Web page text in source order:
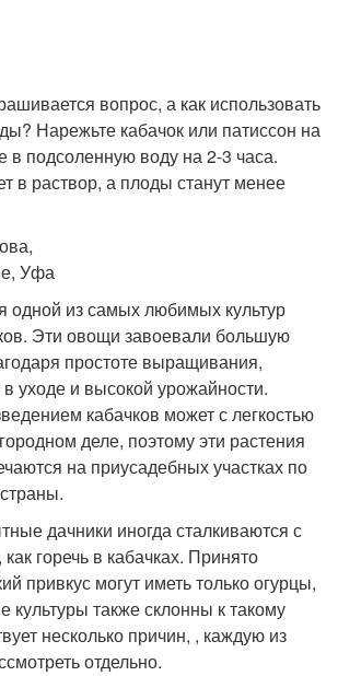
вопрос, а как использовать
Нарежьте кабачок или патиссон на
в подсоленную воду на 2-3 часа.
в раствор, а плоды станут менее
Уфа
одной из самых любимых культур
Эти овощи завоевали большую
простоте выращивания,
уходе и высокой урожайности.
кабачков может с легкостью
деле, поэтому эти растения
на приусадебных участках по
дачники иногда сталкиваются с
горечь в кабачках. Принято
привкус могут иметь только огурцы,
культуры также склонны к такому
несколько причин, , каждую из
отдельно.